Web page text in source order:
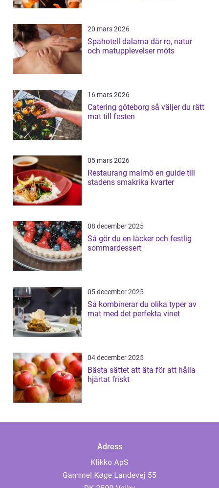
20 mars 2026
Spahotell dalarna där ro, natur
och matupplevelser möts
16 mars 2026
Catering göteborg så väljer du rätt
mat till festen
05 mars 2026
Restaurang malmö en guide till
stadens smakrika kvarter
08 december 2025
Så gör du en läcker och festlig
sommardessert
05 december 2025
Så kombinerar du olika typer av
mat med det perfekta vinet
04 december 2025
Bästa sättet att äta för att hålla
hjärtat friskt
Adress